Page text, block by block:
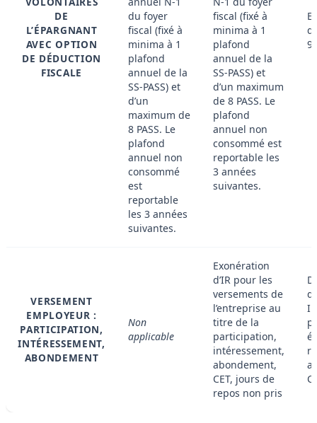
DE
L’ÉPARGNANT
AVEC OPTION
DE DÉDUCTION
FISCALE
du foyer
fiscal (fixé à
minima à 1
plafond
annuel de la
SS-PASS) et
d’un
maximum de
8 PASS. Le
plafond
annuel non
consommé
est
reportable
les 3 années
suivantes.
fiscal (fixé à
minima à 1
plafond
annuel de la
SS-PASS) et
d’un maximum
de 8 PASS. Le
plafond
annuel non
consommé est
reportable les
3 années
suivantes.
VERSEMENT
EMPLOYEUR :
PARTICIPATION,
INTÉRESSEMENT,
ABONDEMENT
Non
applicable
Exonération
d’IR pour les
versements de
l’entreprise au
titre de la
participation,
intéressement,
abondement,
CET, jours de
repos non pris